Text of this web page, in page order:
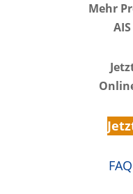
Mehr